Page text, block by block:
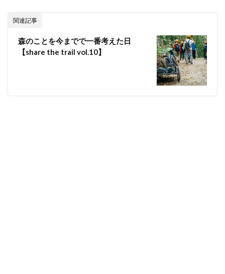
関連記事
森のことを今までで一番考えた日
【share the trail vol.10】